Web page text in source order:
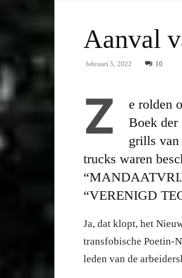
Aanval
februari 5, 2022 10
Z
e rolden
Boek der
grills van
trucks waren
“VERENIGD
Ja, dat klopt, het
transfobische Poetin-
leden van de